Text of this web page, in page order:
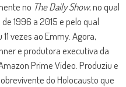
no The Daily Show, no qual
1996 a 2015 e pelo qual
vezes ao Emmy. Agora,
e produtora executiva da
Prime Video. Produziu e
do Holocausto que